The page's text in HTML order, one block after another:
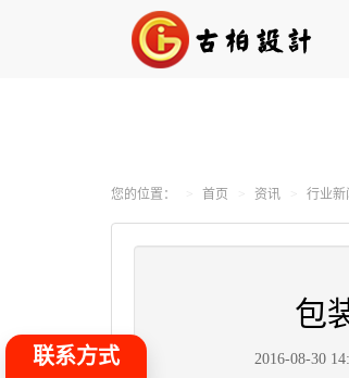
您的位置： 首页 资讯 行业新
包
2016-08-30
联系方式